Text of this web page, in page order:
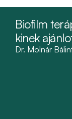
Biofilm
kinek
Dr. Molnár